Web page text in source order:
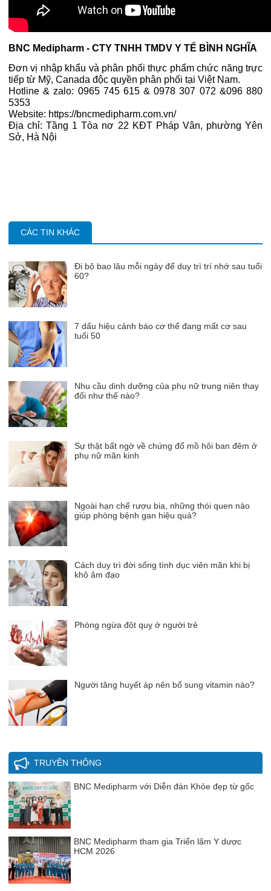
BNC Medipharm - CTY TNHH TMDV Y TẾ BÌNH NGHĨA
Đơn vị nhập khẩu và phân phối thực phẩm chức năng trực
tiếp từ Mỹ, Canada độc quyền phân phối tại Việt Nam.
Hotline & zalo: 0965 745 615 & 0978 307 072 &096 880
5353
Website: https://bncmedipharm.com.vn/
Địa chỉ: Tầng 1 Tòa nơ 22 KĐT Pháp Vân, phường Yên
Sở, Hà Nội
CÁC TIN KHÁC
Đi bộ bao lâu mỗi ngày để duy trì trí nhớ sau tuổi
60?
7 dấu hiệu cảnh báo cơ thể đang mất cơ sau
tuổi 50
Nhu cầu dinh dưỡng của phụ nữ trung niên thay
đổi như thế nào?
Sự thật bất ngờ về chứng đổ mồ hôi ban đêm ở
phụ nữ mãn kinh
Ngoài hạn chế rượu bia, những thói quen nào
giúp phòng bệnh gan hiệu quả?
Cách duy trì đời sống tình dục viên mãn khi bị
khô âm đạo
Phòng ngừa đột quỵ ở người trẻ
Người tăng huyết áp nên bổ sung vitamin nào?
TRUYỀN THÔNG
BNC Medipharm với Diễn đàn Khỏe đẹp từ gốc
BNC Medipharm tham gia Triển lãm Y dược
HCM 2026